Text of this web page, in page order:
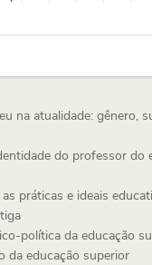
na atualidade: gênero,
do professor do
práticas e ideais
política da educação
da educação superior